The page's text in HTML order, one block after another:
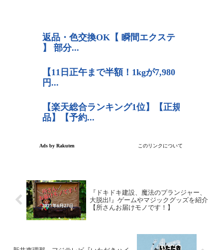
『ドキドキ建設、魔法のプランジャー、
大脱出!』ゲームやマジックグッズを紹介
【所さんお届けモノです！】